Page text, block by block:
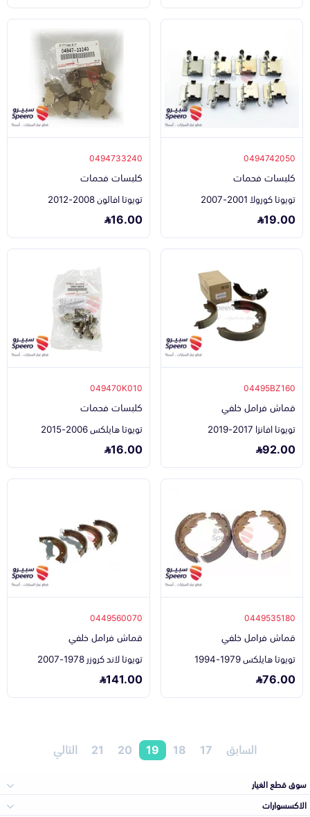
0494742050
كلبسات فحمات
تويوتا كورولا 2001-2007
19.00
0494733240
كلبسات فحمات
تويوتا افالون 2008-2012
16.00
04495BZ160
قماش فرامل خلفي
تويوتا افانزا 2017-2019
92.00
049470K010
كلبسات فحمات
تويوتا هايلكس 2006-2015
16.00
0449535180
قماش فرامل خلفي
تويوتا هايلكس 1979-1994
76.00
0449560070
قماش فرامل خلفي
تويوتا لاند كروزر 1978-2007
141.00
السابق 17
18
19
20
21 التالي
سوق قطع الغيار
الاكسسوارات